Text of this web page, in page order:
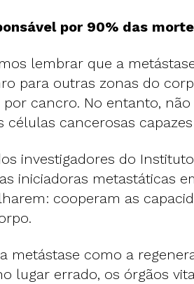
por 90% das
lembrar que a
para outras zonas do
cancro. No entanto,
células cancerosas
investigadores do
iniciadoras metastáticas
cooperam as
metástase como a
lugar errado, os órgãos